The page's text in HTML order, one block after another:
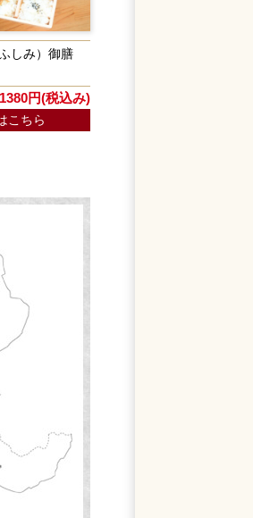
しみ）御膳
1380円(税込み)
こちら